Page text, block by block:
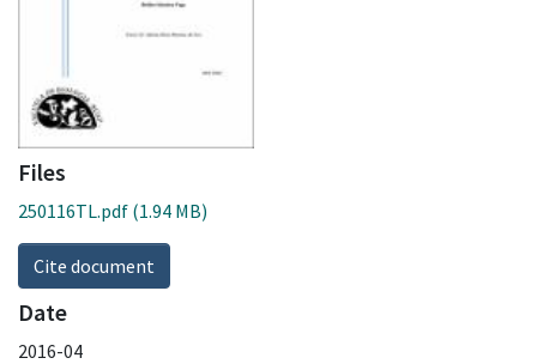
Files
250116TL.pdf (1.94 MB)
Cite document
Date
2016-04